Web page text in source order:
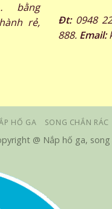
bằng
rẻ,
Đt:0948
888. Email:
HỐ GA SONG CHẮN RÁC
@ Nắp hố ga,